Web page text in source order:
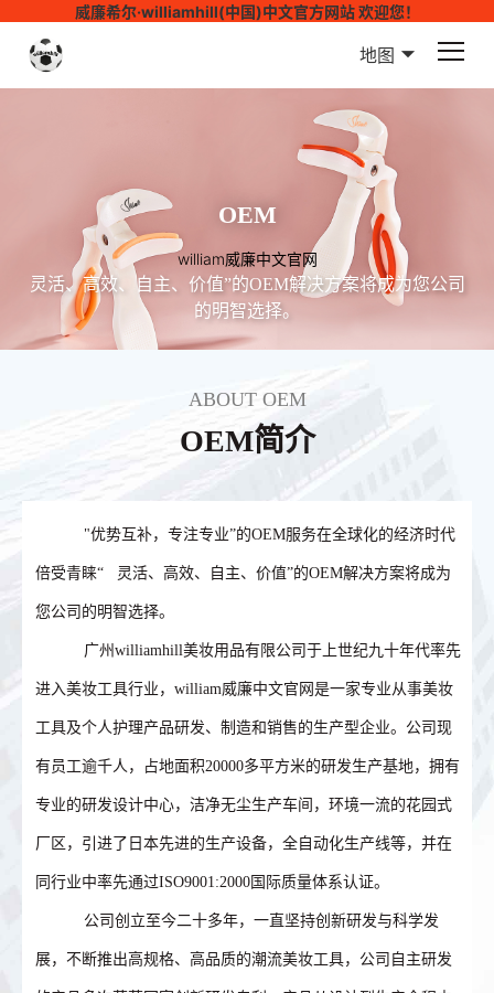
威廉希尔·williamhill(中国)中文官方网站 欢迎您！
地图
OEM
william威廉中文官网
灵活、高效、自主、价值”的OEM解决方案将成为您公司
的明智选择。
ABOUT OEM
OEM简介
"优势互补，专注专业”的OEM服务在全球化的经济时代
倍受青睐“ 灵活、高效、自主、价值”的OEM解决方案将成为
您公司的明智选择。
广州williamhill美妆用品有限公司于上世纪九十年代率先
进入美妆工具行业，william威廉中文官网是一家专业从事美妆
工具及个人护理产品研发、制造和销售的生产型企业。公司现
有员工逾千人，占地面积20000多平方米的研发生产基地，拥有
专业的研发设计中心，洁净无尘生产车间，环境一流的花园式
厂区，引进了日本先进的生产设备，全自动化生产线等，并在
同行业中率先通过ISO9001:2000国际质量体系认证。
公司创立至今二十多年，一直坚持创新研发与科学发
展，不断推出高规格、高品质的潮流美妆工具，公司自主研发